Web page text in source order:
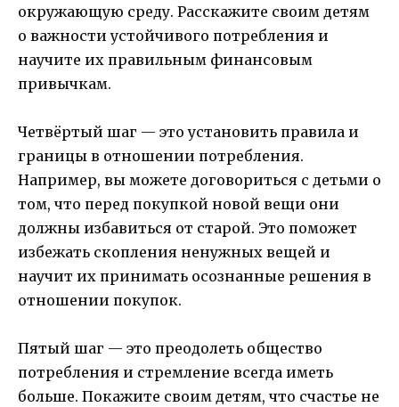
окружающую среду. Расскажите своим детям
о важности устойчивого потребления и
научите их правильным финансовым
привычкам.
Четвёртый шаг — это установить правила и
границы в отношении потребления.
Например, вы можете договориться с детьми о
том, что перед покупкой новой вещи они
должны избавиться от старой. Это поможет
избежать скопления ненужных вещей и
научит их принимать осознанные решения в
отношении покупок.
Пятый шаг — это преодолеть общество
потребления и стремление всегда иметь
больше. Покажите своим детям, что счастье не